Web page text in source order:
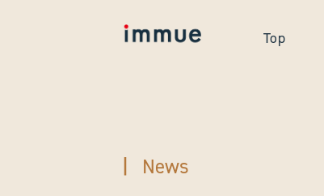
Top
News